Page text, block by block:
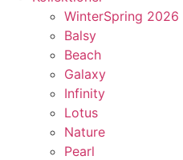
WinterSpring 2026
Balsy
Beach
Galaxy
Infinity
Lotus
Nature
Pearl